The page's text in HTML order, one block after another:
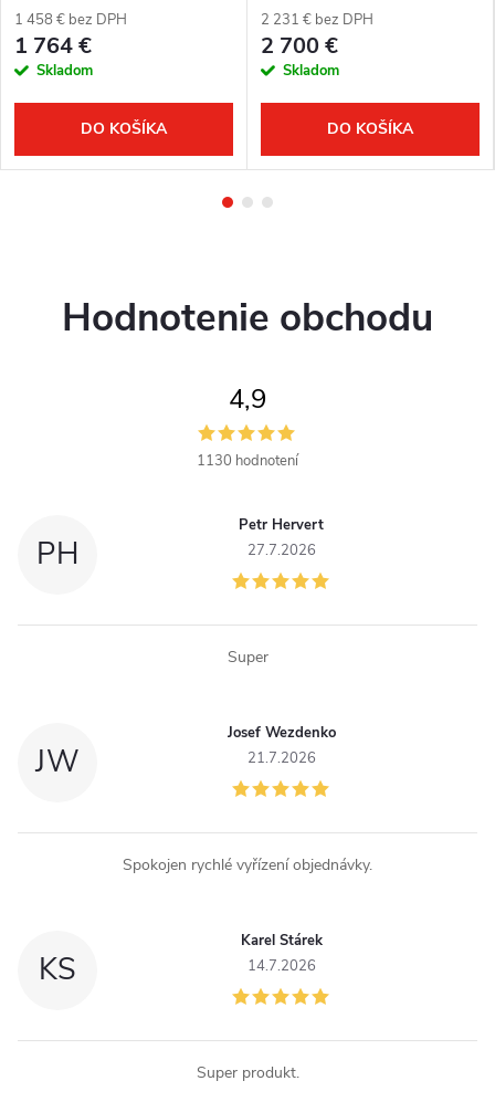
1 458 € bez DPH
1 764 €
Skladom
DO KOŠÍKA
2 231 € bez DPH
2 700 €
Skladom
DO KOŠÍKA
Hodnotenie obchodu
4,9
1130 hodnotení
PH
Petr Hervert
27.7.2026
Super
JW
Josef Wezdenko
21.7.2026
Spokojen rychlé vyřízení objednávky.
KS
Karel Stárek
14.7.2026
Super produkt.